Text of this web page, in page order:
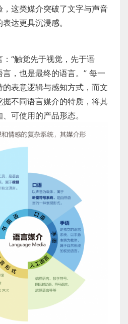
这类媒介突破了文字与声音
达更具沉浸感。
“触觉先于视觉，先于语
，也是最终的语言。” 每一
表意逻辑与感知方式，而文
不同语言媒介的特质，将其
可使用的产品形态。